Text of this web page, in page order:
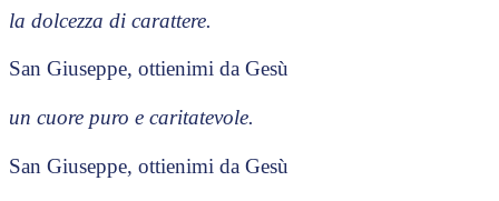
la dolcezza di carattere.
San Giuseppe, ottienimi da Gesù
un cuore puro e caritatevole.
San Giuseppe, ottienimi da Gesù